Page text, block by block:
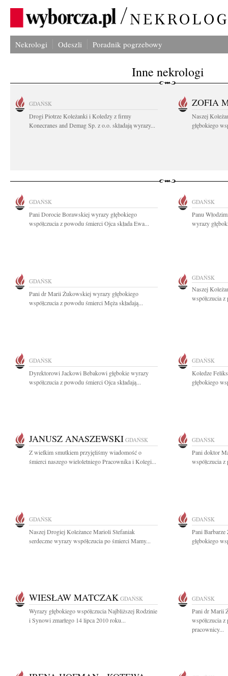
Nekrologi Odeszli Poradnik pogrzebowy
Inne nekrologi
GDAŃSK
Drogi Piotrze Koleżanki i Koledzy z firmy
Konecranes and Demag Sp. z o.o. składają wyrazy...
ZOFIA
Naszej
głębokiego
GDAŃSK
Pani Dorocie Borawskiej wyrazy głębokiego
współczucia z powodu śmierci Ojca składa Ewa...
GDAŃSK
Panu
wyrazy
GDAŃSK
Pani dr Marii Żukowskiej wyrazy głębokiego
współczucia z powodu śmierci Męża składają...
GDAŃSK
Naszej
współczucia
GDAŃSK
Dyrektorowi Jackowi Bebakowi głębokie wyrazy
współczucia z powodu śmierci Ojca składają...
GDAŃSK
Koledze
głębokiego
JANUSZ ANASZEWSKI GDAŃSK
Z wielkim smutkiem przyjęliśmy wiadomość o
śmierci naszego wieloletniego Pracownika i Kolegi...
GDAŃSK
Pani doktor
współczucia
GDAŃSK
Naszej Drogiej Koleżance Marioli Stefaniak
serdeczne wyrazy współczucia po śmierci Mamy...
GDAŃSK
Pani
głębokiego
WIESŁAW MATCZAK GDAŃSK
Wyrazy głębokiego współczucia Najbliższej Rodzinie
i Synowi zmarłego 14 lipca 2010 roku...
GDAŃSK
Pani dr Marii
współczucia
pracownicy...